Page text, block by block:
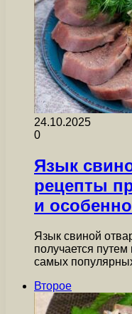
24.10.2025
0
Язык
рецепты
и
Язык свиной
получается
самых
Второе